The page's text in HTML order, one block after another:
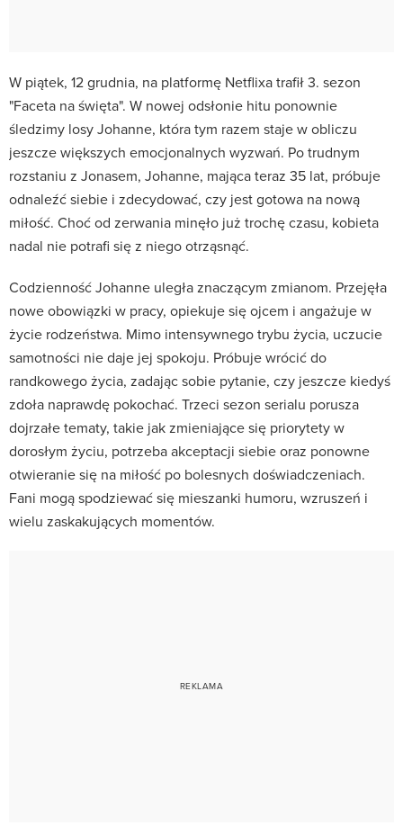
W piątek, 12 grudnia, na platformę Netflixa trafił 3. sezon
"Faceta na święta". W nowej odsłonie hitu ponownie
śledzimy losy Johanne, która tym razem staje w obliczu
jeszcze większych emocjonalnych wyzwań. Po trudnym
rozstaniu z Jonasem, Johanne, mająca teraz 35 lat, próbuje
odnaleźć siebie i zdecydować, czy jest gotowa na nową
miłość. Choć od zerwania minęło już trochę czasu, kobieta
nadal nie potrafi się z niego otrząsnąć.
Codzienność Johanne uległa znaczącym zmianom. Przejęła
nowe obowiązki w pracy, opiekuje się ojcem i angażuje w
życie rodzeństwa. Mimo intensywnego trybu życia, uczucie
samotności nie daje jej spokoju. Próbuje wrócić do
randkowego życia, zadając sobie pytanie, czy jeszcze kiedyś
zdoła naprawdę pokochać. Trzeci sezon serialu porusza
dojrzałe tematy, takie jak zmieniające się priorytety w
dorosłym życiu, potrzeba akceptacji siebie oraz ponowne
otwieranie się na miłość po bolesnych doświadczeniach.
Fani mogą spodziewać się mieszanki humoru, wzruszeń i
wielu zaskakujących momentów.